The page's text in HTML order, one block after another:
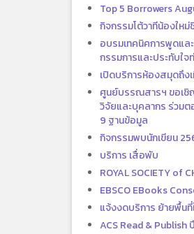
Top 5 Borrowers
กิจกรรมโต้วาทีน้องให
อบรมเทคนิคการพูดและ
กรรมการและประทับใจ
เปิดบริการห้องสมุดถึง
ศูนย์บรรณสารฯ ขอเ
วิจัยและบุคลากร ร่วม
9 ฐานข้อมูล
กิจกรรมพบนักเขียน
บริการ เสื่อพับ
ROYAL SOCIETY of
EBSCO EBooks
แจ้งงดบริการ ย้ายพื้นที่
ACS Read & Publish